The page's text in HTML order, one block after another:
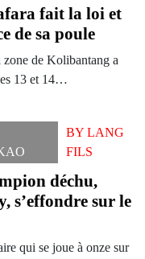
fait la loi et
de sa poule
de Kolibantang a
13 et 14…
BYLANG
FILS
déchu,
s’effondre sur le
qui se joue à onze sur